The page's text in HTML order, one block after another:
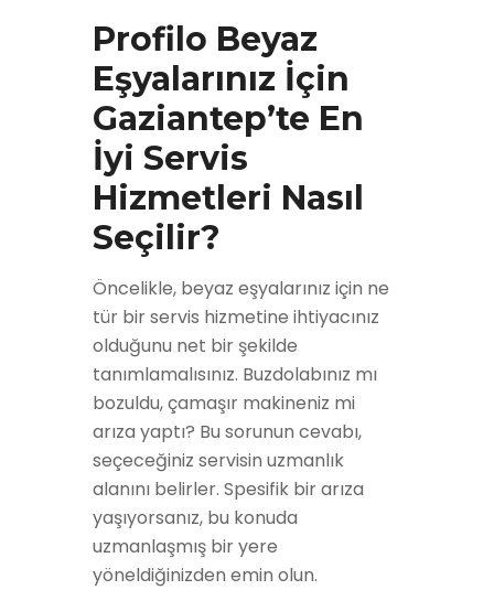
Profilo Beyaz
Eşyalarınız İçin
Gaziantep’te En
İyi Servis
Hizmetleri Nasıl
Seçilir?
Öncelikle, beyaz eşyalarınız için ne
tür bir servis hizmetine ihtiyacınız
olduğunu net bir şekilde
tanımlamalısınız. Buzdolabınız mı
bozuldu, çamaşır makineniz mi
arıza yaptı? Bu sorunun cevabı,
seçeceğiniz servisin uzmanlık
alanını belirler. Spesifik bir arıza
yaşıyorsanız, bu konuda
uzmanlaşmış bir yere
yöneldiğinizden emin olun.